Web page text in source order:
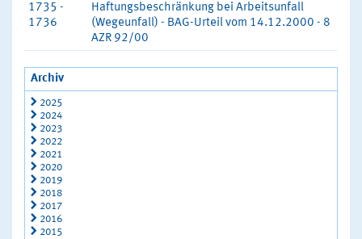
1735 -
1736
Haftungsbeschränkung bei Arbeitsunfall
(Wegeunfall) - BAG-Urteil vom 14.12.2000 - 8
AZR 92/00
Archiv
2025
2024
2023
2022
2021
2020
2019
2018
2017
2016
2015